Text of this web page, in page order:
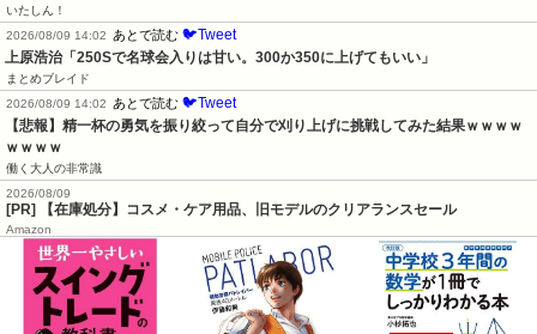
いたしん！
2026/08/09 14:02
あとで読む 🐦Tweet
上原浩治「250Sで名球会入りは甘い。300か350に上げてもいい」
まとめブレイド
2026/08/09 14:02
あとで読む 🐦Tweet
【悲報】精一杯の勇気を振り絞って自分で刈り上げに挑戦してみた結果ｗｗｗｗ
ｗｗｗｗ
働く大人の非常識
2026/08/09
[PR] 【在庫処分】コスメ・ケア用品、旧モデルのクリアランスセール
Amazon